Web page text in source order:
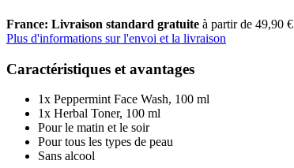
France: Livraison standard gratuite à partir de 49,90 €
Plus d'informations sur l'envoi et la livraison
Caractéristiques et avantages
1x Peppermint Face Wash, 100 ml
1x Herbal Toner, 100 ml
Pour le matin et le soir
Pour tous les types de peau
Sans alcool